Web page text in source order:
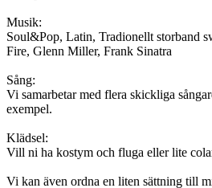
Musik:
Soul&Pop, Latin, Tradionellt storband
Fire, Glenn Miller, Frank Sinatra
Sång:
Vi samarbetar med flera skickliga
exempel.
Klädsel:
Vill ni ha kostym och fluga eller lite
Vi kan även ordna en liten sättning till